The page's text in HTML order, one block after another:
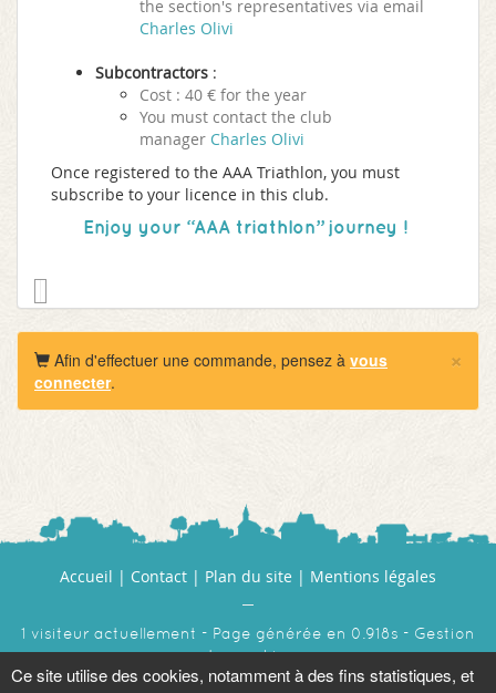
the section's representatives via email
Charles Olivi
Subcontractors :
Cost : 40 € for the year
You must contact the club
manager Charles Olivi
Once registered to the AAA Triathlon, you must
subscribe to your licence in this club.
Enjoy your “AAA triathlon” journey ! ​​​
×
Afin d'effectuer une commande, pensez à vous
connecter.
Accueil | Contact | Plan du site | Mentions légales
1 visiteur actuellement - Page générée en 0.918s - Gestion
des cookies
Ce site utilise des cookies, notamment à des fins statistiques, et